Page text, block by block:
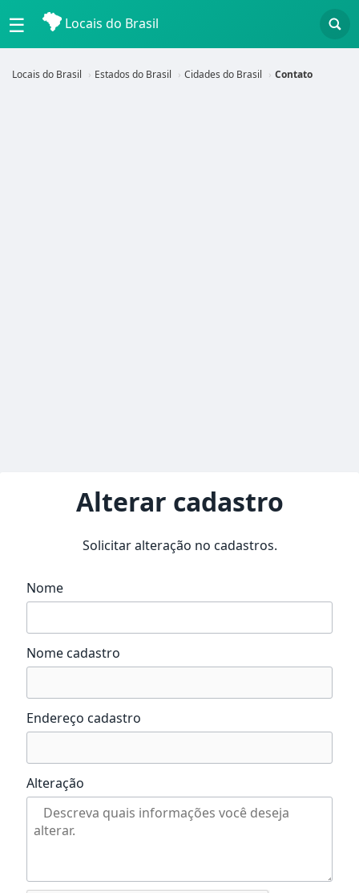
☰ Locais do Brasil
Locais do Brasil Estados do Brasil Cidades do Brasil Contato
Alterar cadastro
Solicitar alteração no cadastros.
Nome
Nome cadastro
Endereço cadastro
Alteração